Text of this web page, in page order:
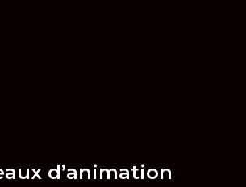
d’animation